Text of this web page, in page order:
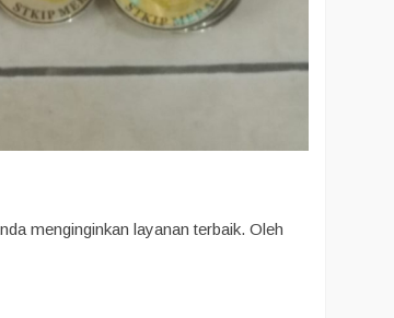
menginginkan layanan terbaik. Oleh